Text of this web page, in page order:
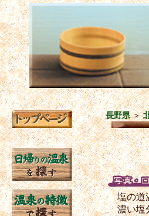
長野県＞
塩の道
濃い塩